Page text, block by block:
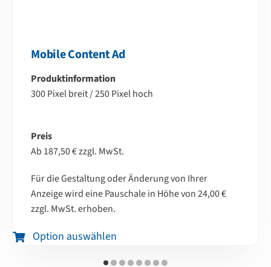
Mobile Content Ad
Produktinformation
300 Pixel breit / 250 Pixel hoch
Preis
Ab 187,50 € zzgl. MwSt.
Für die Gestaltung oder Änderung von Ihrer
Anzeige wird eine Pauschale in Höhe von 24,00 €
zzgl. MwSt. erhoben.
Option auswählen